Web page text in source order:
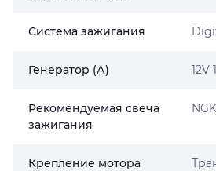
Система зажигания
Генератор (А) 12V
Рекомендуемая свеча
зажигания
Крепление мотора